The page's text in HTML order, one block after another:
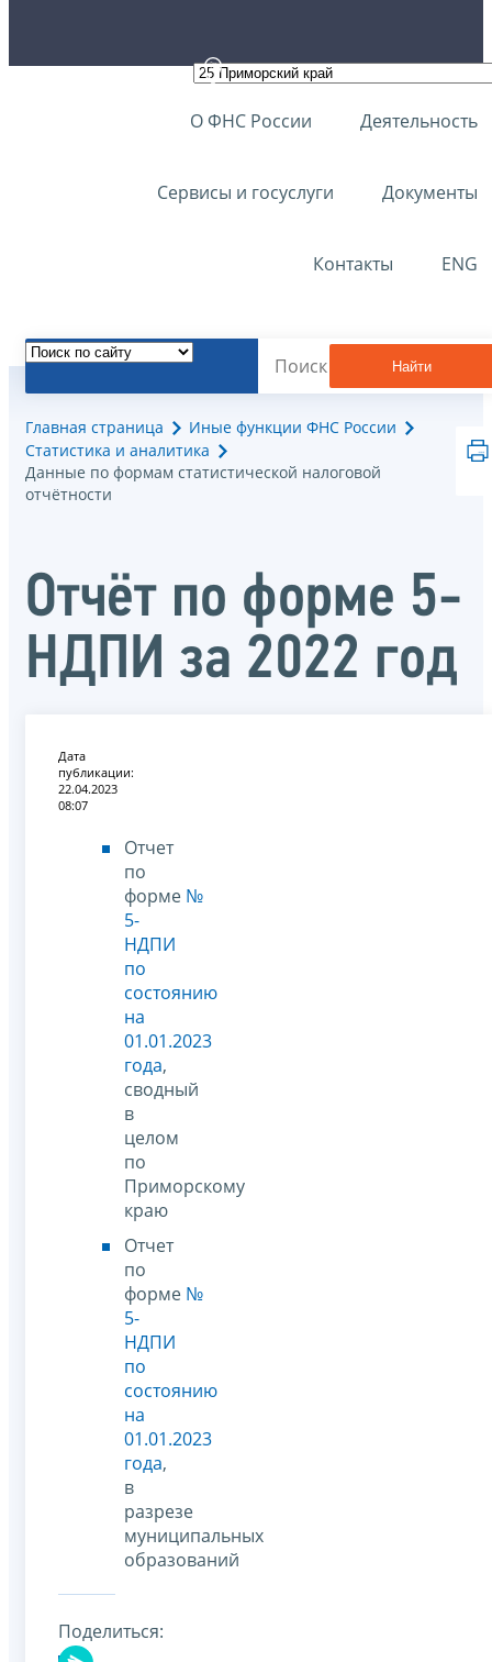
О ФНС России Деятельность
Сервисы и госуслуги Документы
Контакты ENG
Найти
Главная страница
Иные функции ФНС России
Статистика и аналитика
Данные по формам статистической налоговой
отчётности
Отчёт по форме 5-
НДПИ за 2022 год
Дата
публикации:
22.04.2023
08:07
Отчет
по
форме №
5-
НДПИ
по
состоянию
на
01.01.2023
года,
сводный
в
целом
по
Приморскому
краю
Отчет
по
форме №
5-
НДПИ
по
состоянию
на
01.01.2023
года,
в
разрезе
муниципальных
образований
Поделиться: